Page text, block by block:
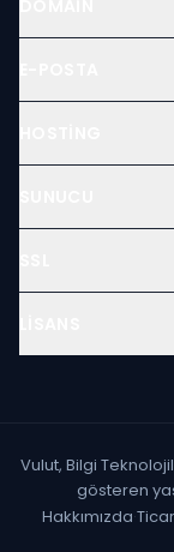
Vulut, Bilgi
gösteren
Hakkımızda·